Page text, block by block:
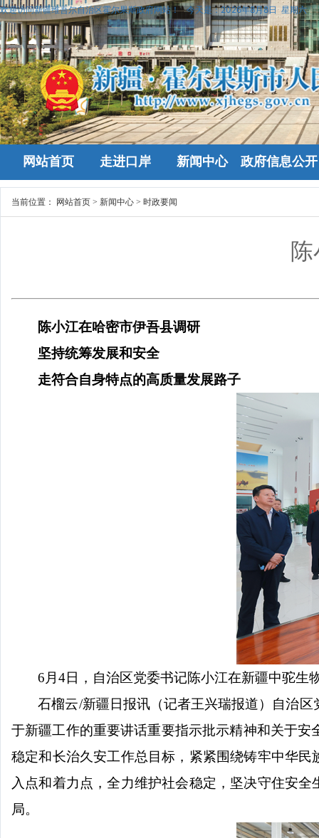
欢迎访问新疆维吾尔自治区霍尔果斯政府网站！ 今天是：2026年8月8日 星期六
网站首页 走进口岸 新闻中心 政府信息公开
当前位置： 网站首页 > 新闻中心 > 时政要闻
陈小江在哈密市伊吾县调研
坚持统筹发展和安全
走符合自身特点的高质量发展路子
6月4日，自治区党委书记陈小江在新疆中驼生
石榴云/新疆日报讯（记者王兴瑞报道）自治
于新疆工作的重要讲话重要指示批示精神和关于
稳定和长治久安工作总目标，紧紧围绕铸牢中华
入点和着力点，全力维护社会稳定，坚决守住安
局。